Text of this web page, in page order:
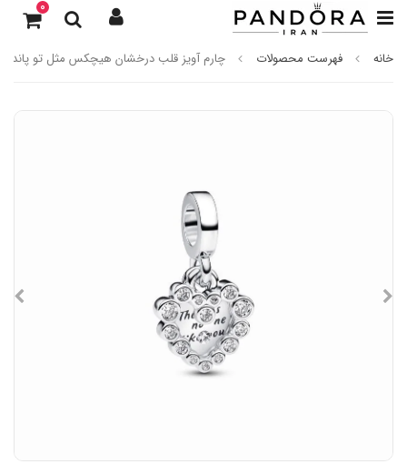
0
خانه فهرست محصولات چارم آویز قلب درخشان هیچکس مثل تو پاندورا